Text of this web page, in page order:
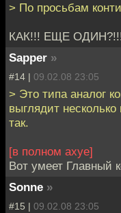
> По просьбам
КАК!!! ЕЩЕ
Sapper »
#14 | 09.02.08 23:05
> Это типа аналог
выглядит
так.
[в полном ахуе]
Вот умеет Главный
Sonne »
#15 | 09.02.08 23:05